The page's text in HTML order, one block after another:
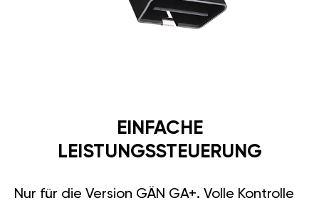
EINFACHE
LEISTUNGSSTEUERUNG
Nur für die Version GÄN GA+. Volle Kontrolle